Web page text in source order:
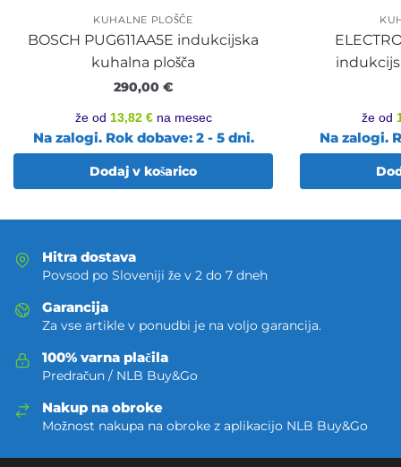
KUHALNE PLOŠČE
BOSCH PUG611AA5E indukcijska
kuhalna plošča
290,00 €
že od 13,82 €na mesec
Na zalogi. Rok dobave: 2 - 5 dni.
Dodaj v košarico
že od
Na zalogi.
Hitra dostava
Povsod po Sloveniji že v 2 do 7 dneh
Garancija
Za vse artikle v ponudbi je na voljo garancija.
100% varna plačila
Predračun / NLB Buy&Go
Nakup na obroke
Možnost nakupa na obroke z aplikacijo NLB Buy&Go